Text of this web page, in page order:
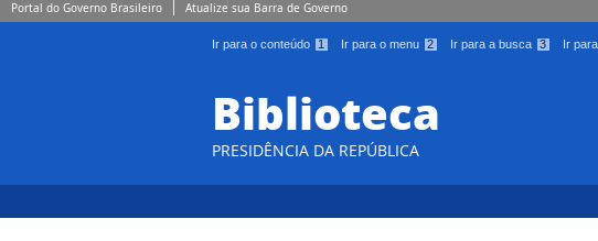
Portal do Governo Brasileiro Atualize sua Barra de Governo
Ir para o conteúdo 1 Ir para o menu 2 Ir para a busca 3 Ir
Biblioteca
PRESIDÊNCIA DA REPÚBLICA